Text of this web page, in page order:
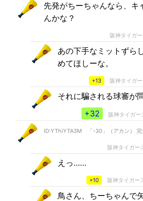
先発がちーちゃんなら、キ
んかな？
阪神タイガー
あの下手なミットずら
めてほしーな。
+13 阪神タイガー
それに騙される球審が
+32
阪神タイガー
ID:YThiYTA3M 「-30」（アカン） 完
阪神タイガー
えっ……
+10 阪神タイガー
鳥さん、ちーちゃんで